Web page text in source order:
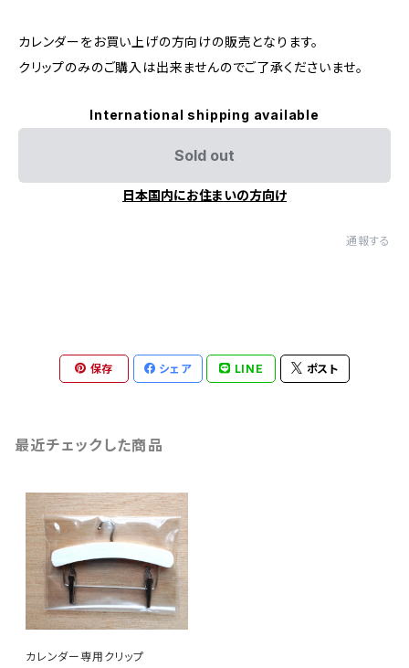
カレンダーをお買い上げの方向けの販売となります。
クリップのみのご購入は出来ませんのでご了承くださいませ。
International shipping available
Sold out
日本国内にお住まいの方向け
通報する
保存 シェア LINE ポスト
最近チェックした商品
カレンダー専用クリップ